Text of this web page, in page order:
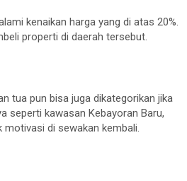
kenaikan harga yang di atas 20%.
properti di daerah tersebut.
tua pun bisa juga dikategorikan jika
seperti kawasan Kebayoran Baru,
di sewakan kembali.